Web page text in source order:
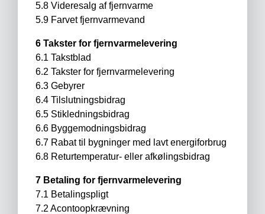
5.8 Videresalg af fjernvarme
5.9 Farvet fjernvarmevand
6 Takster for fjernvarmelevering
6.1 Takstblad
6.2 Takster for fjernvarmelevering
6.3 Gebyrer
6.4 Tilslutningsbidrag
6.5 Stikledningsbidrag
6.6 Byggemodningsbidrag
6.7 Rabat til bygninger med lavt energiforbrug
6.8 Returtemperatur- eller afkølingsbidrag
7 Betaling for fjernvarmelevering
7.1 Betalingspligt
7.2 Acontoopkrævning